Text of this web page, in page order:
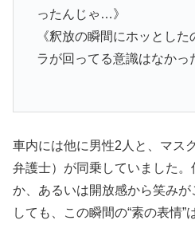
ったんじゃ…》
《釈放の瞬間にホッとし
ラが回ってる意識はなかっ
車内には他に男性2人と、マス
弁護士）が同乗していました
か、あるいは開放感から笑み
しても、この瞬間の“素の表情”